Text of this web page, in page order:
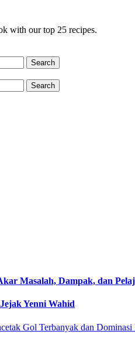
with our top 25 recipes.
Masalah, Dampak, dan
Yenni Wahid